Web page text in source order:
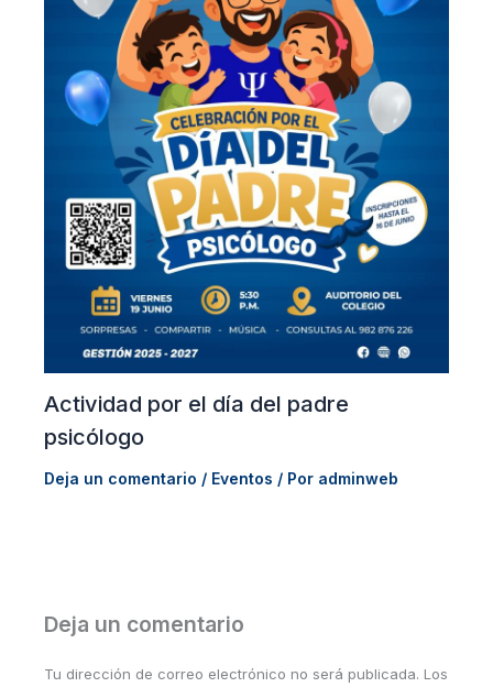
Actividad por el día del padre
psicólogo
Deja un comentario / Eventos / Por adminweb
Deja un comentario
Tu dirección de correo electrónico no será publicada. Los